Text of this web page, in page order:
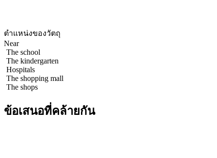
ตำแหน่งของวัตถุс 2-мя спальнями 130м2 в The Sanctuary Wongamat
Near
The school
The kindergarten
Hospitals
The shopping mall
The shops
ข้อเสนอที่คล้ายกัน